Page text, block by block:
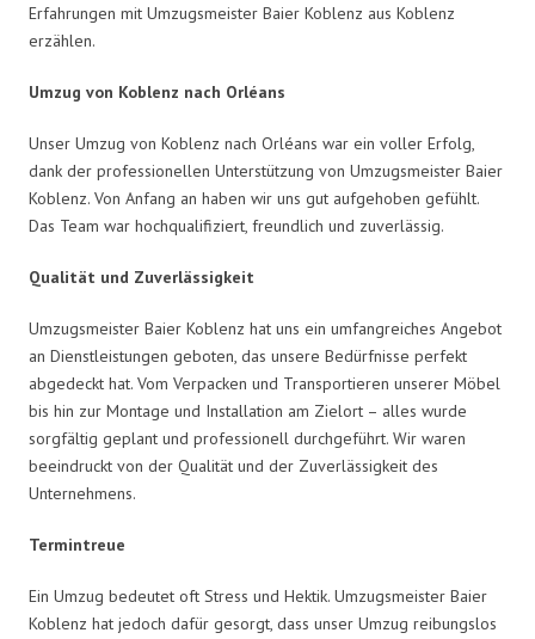
Erfahrungen mit Umzugsmeister Baier Koblenz aus Koblenz
erzählen.
Umzug von Koblenz nach Orléans
Unser Umzug von Koblenz nach Orléans war ein voller Erfolg,
dank der professionellen Unterstützung von Umzugsmeister Baier
Koblenz. Von Anfang an haben wir uns gut aufgehoben gefühlt.
Das Team war hochqualifiziert, freundlich und zuverlässig.
Qualität und Zuverlässigkeit
Umzugsmeister Baier Koblenz hat uns ein umfangreiches Angebot
an Dienstleistungen geboten, das unsere Bedürfnisse perfekt
abgedeckt hat. Vom Verpacken und Transportieren unserer Möbel
bis hin zur Montage und Installation am Zielort – alles wurde
sorgfältig geplant und professionell durchgeführt. Wir waren
beeindruckt von der Qualität und der Zuverlässigkeit des
Unternehmens.
Termintreue
Ein Umzug bedeutet oft Stress und Hektik. Umzugsmeister Baier
Koblenz hat jedoch dafür gesorgt, dass unser Umzug reibungslos